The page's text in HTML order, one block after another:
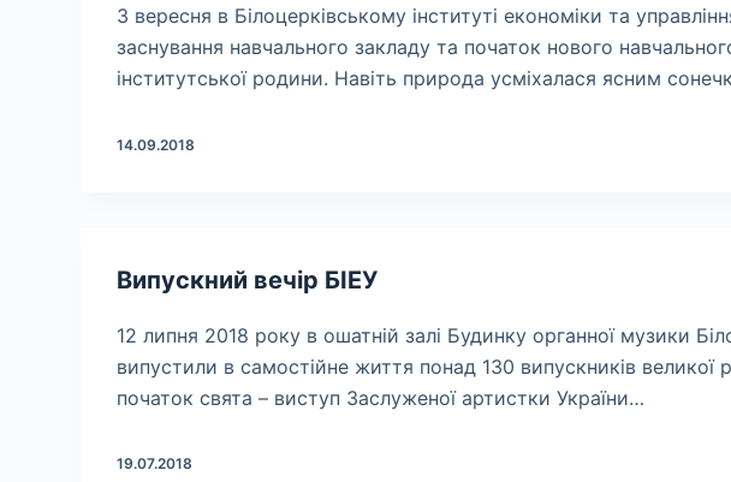
3 вересня в Білоцерківському інституті економіки та
заснування навчального закладу та початок нового
інститутської родини. Навіть природа усміхалася ясним
14.09.2018
Випускний вечір БІЕУ
12 липня 2018 року в ошатній залі Будинку органної музики
випустили в самостійне життя понад 130 випускників великої
початок свята – виступ Заслуженої артистки України…
19.07.2018